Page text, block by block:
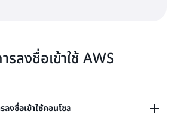
ลงชื่อเข้าใช้ AWS
ลงชื่อเข้าใช้คอนโซล